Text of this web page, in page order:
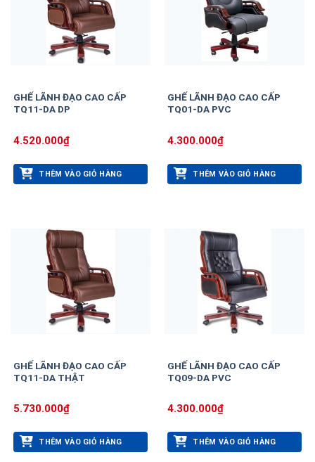
GHẾ LÃNH ĐẠO CAO CẤP
TQ11-DA DP
4.520.000₫
THÊM VÀO GIỎ HÀNG
GHẾ LÃNH ĐẠO CAO CẤP
TQ01-DA PVC
4.300.000₫
THÊM VÀO GIỎ HÀNG
GHẾ LÃNH ĐẠO CAO CẤP
TQ11-DA THẬT
5.730.000₫
THÊM VÀO GIỎ HÀNG
GHẾ LÃNH ĐẠO CAO CẤP
TQ09-DA PVC
4.300.000₫
THÊM VÀO GIỎ HÀNG